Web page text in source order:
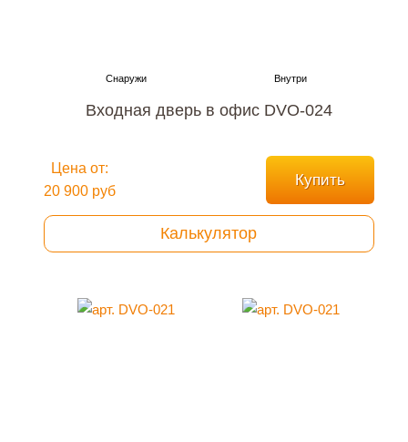
Входная дверь в офис DVO-024
Цена от:
20 900 руб
Купить
Калькулятор